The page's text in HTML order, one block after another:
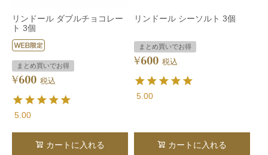
リンドール ダブルチョコレー
ト 3個
まとめ買いでお得
¥600 税込
5.00
カートに入れる
リンドール シーソルト 3個
まとめ買いでお得
¥600 税込
5.00
カートに入れる